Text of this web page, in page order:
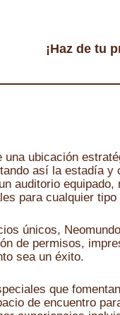
¡Haz de tu
una ubicación
así la estadía
auditorio
para cualquier
únicos,
de permisos,
sea un éxito.
que
de encuentro